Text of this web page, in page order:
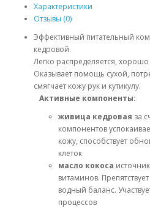
Характеристики
Отзывы (0)
Эффективный питательный
кедровой.
Легко распределяется, хорошо
Оказывает помощь сухой,
смягчает кожу рук и кутикулу.
Активные компоненты:
живица кедровая за
компонентов
кожу, способствует
клеток
масло кокоса
витаминов.
водный баланс.
процессов